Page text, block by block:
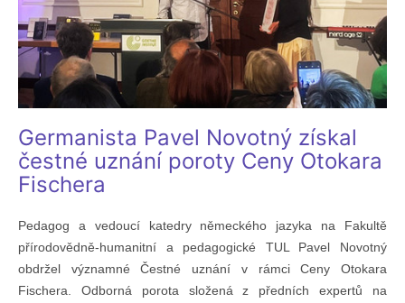
Germanista Pavel Novotný získal
čestné uznání poroty Ceny Otokara
Fischera
Pedagog a vedoucí katedry německého jazyka na Fakultě
přírodovědně-humanitní a pedagogické TUL Pavel Novotný
obdržel významné Čestné uznání v rámci Ceny Otokara
Fischera. Odborná porota složená z předních expertů na